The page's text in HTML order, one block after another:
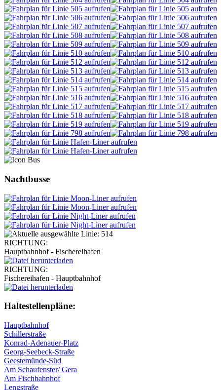
Nachtbusse
RICHTUNG:
Hauptbahnhof - Fischereihafen
RICHTUNG:
Fischereihafen - Hauptbahnhof
Haltestellen­pläne:
Hauptbahnhof
Schillerstraße
Konrad-Adenauer-Platz
Georg-Seebeck-Straße
Geestemünde-Süd
Am Schaufenster/ Gera
Am Fischbahnhof
Lengstraße